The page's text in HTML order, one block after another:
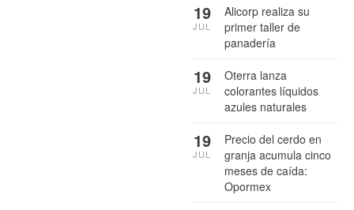
Alicorp realiza su
primer taller de
panadería
19
JUL
Oterra lanza
colorantes líquidos
azules naturales
19
JUL
Precio del cerdo en
granja acumula cinco
meses de caída:
Opormex
19
JUL